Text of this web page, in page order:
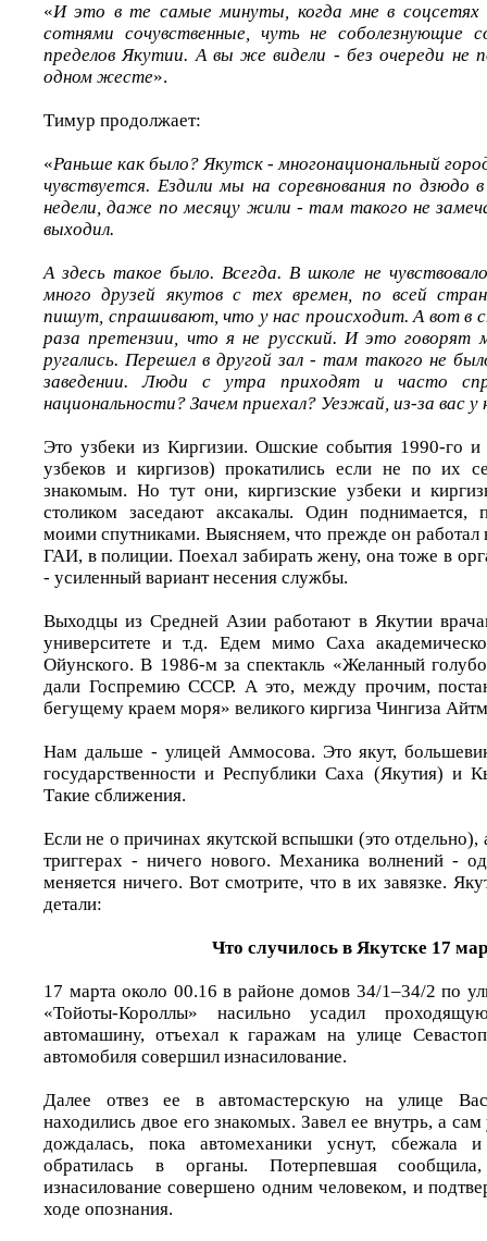
«И это в те самые минуты, когда мне в соцсетях
сотнями сочувственные, чуть не соболезнующие
пределов Якутии. А вы же видели - без очереди не
одном жесте».
Тимур продолжает:
«Раньше как было? Якутск - многонациональный
чувствуется. Ездили мы на соревнования по дзюдо
недели, даже по месяцу жили - там такого не
выходил.
А здесь такое было. Всегда. В школе не
много друзей якутов с тех времен, по всей
пишут, спрашивают, что у нас происходит. А вот в
раза претензии, что я не русский. И это
ругались. Перешел в другой зал - там такого не
заведении. Люди с утра приходят и часто
национальности? Зачем приехал? Уезжай, из-за вас
Это узбеки из Киргизии. Ошские события 1990-го и
узбеков и киргизов) прокатились если не по их
знакомым. Но тут они, киргизские узбеки и
столиком заседают аксакалы. Один поднимается,
моими спутниками. Выясняем, что прежде он работал
ГАИ, в полиции. Поехал забирать жену, она тоже в
- усиленный вариант несения службы.
Выходцы из Средней Азии работают в Якутии
университете и т.д. Едем мимо Саха
Ойунского. В 1986-м за спектакль «Желанный
дали Госпремию СССР. А это, между прочим,
бегущему краем моря» великого киргиза Чингиза
Нам дальше - улицей Аммосова. Это якут,
государственности и Республики Саха (Якутия) и
Такие сближения.
Если не о причинах якутской вспышки (это
триггерах - ничего нового. Механика волнений -
меняется ничего. Вот смотрите, что в их завязке.
детали:
Что случилось в Якутске 17
17 марта около 00.16 в районе домов 34/1–34/2 по
«Тойоты-Короллы» насильно усадил
автомашину, отъехал к гаражам на улице
автомобиля совершил изнасилование.
Далее отвез ее в автомастерскую на улице
находились двое его знакомых. Завел ее внутрь, а
дождалась, пока автомеханики уснут, сбежала
обратилась в органы. Потерпевшая
изнасилование совершено одним человеком, и
ходе опознания.